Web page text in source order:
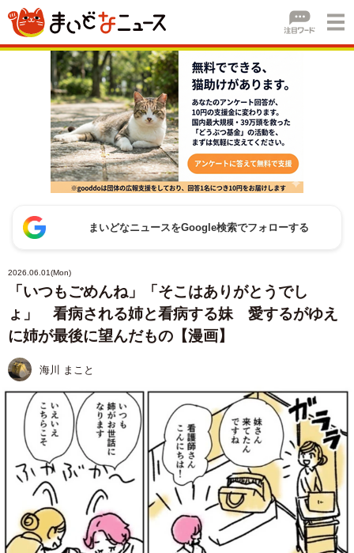
まいどなニュースをGoogle検索でフォローする
2026.06.01(Mon)
「いつもごめんね」「そこはありがとうでし
ょ」 看病される姉と看病する妹 愛するがゆえ
に姉が最後に望んだもの【漫画】
海川 まこと